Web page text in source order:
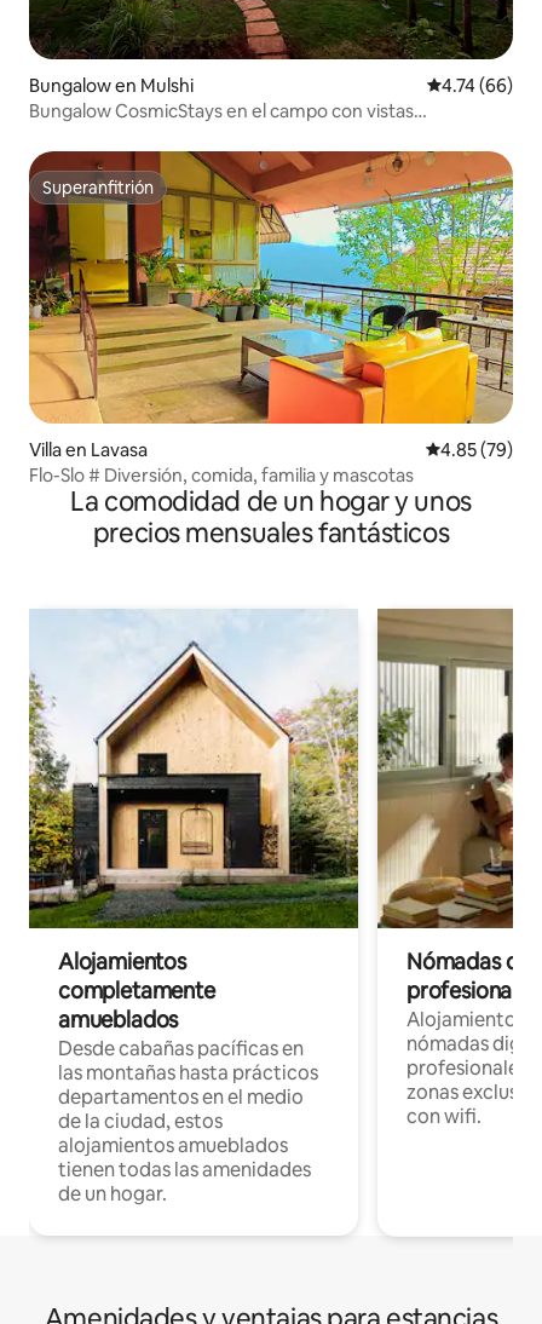
Bungalow en Mulshi Calificación
4.74 (66)
Bungalow CosmicStays en el campo con vistas
Superanfitrión
Superanfitrión
Villa en Lavasa Calificación
4.85 (79)
Flo-Slo # Diversión, comida, familia y mascotas
La comodidad de un hogar y unos
precios mensuales fantásticos
Alojamientos
completamente
amueblados
Desde cabañas pacíficas en
las montañas hasta prácticos
departamentos en el medio
de la ciudad, estos
alojamientos amueblados
tienen todas las amenidades
de un hogar.
Nómadas
Alojamientos
nómadas
profesionales
zonas
con wifi.